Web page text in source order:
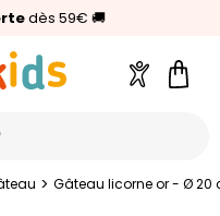
dès 59€ 🚚
:Annikids N°1
avis clients)
Compte
> Gâteau licorne or - Ø 20